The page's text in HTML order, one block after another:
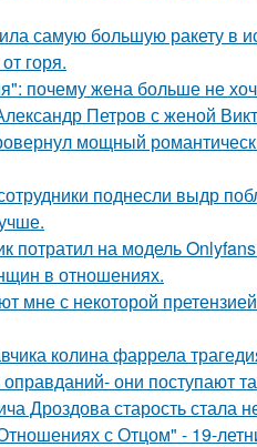
самую большую ракету в
горя.
почему жена больше не
Петров с женой
мощный
поднесли выдр
потратил на модель
в отношениях.
мне с некоторой
колина фаррела
они поступают
Дроздова старость стала
с Отцом" - 19-